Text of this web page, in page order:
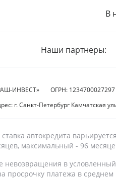
В
Наши партнеры:
ИНВЕСТ» ОГРН: 1234700027297
г. Санкт-Петербург Камчатская
ставка автокредита
максимальный - 96
невозвращения в
просрочку платежа в